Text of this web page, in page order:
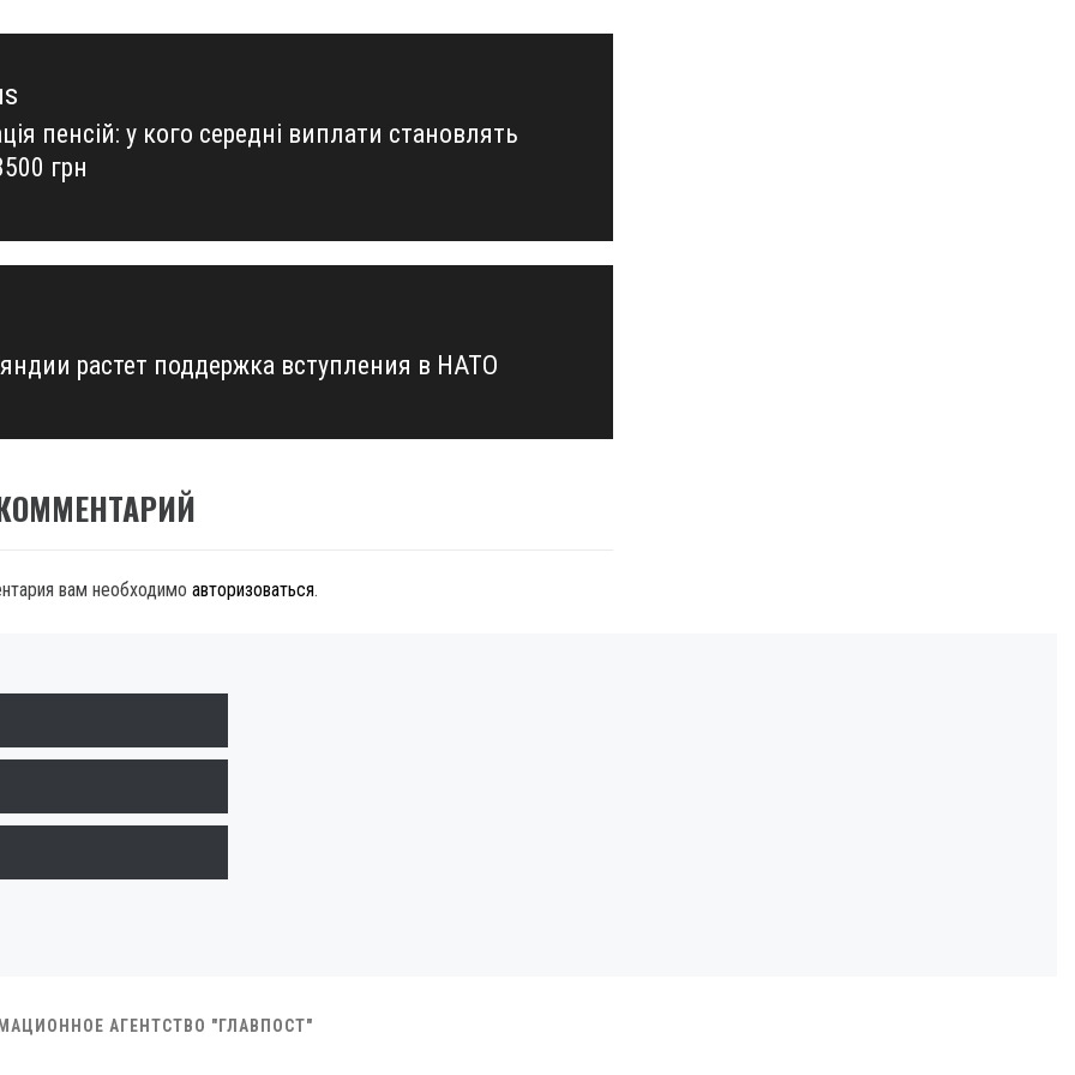
пенсій: у кого середні виплати становлять
грн
растет поддержка вступления в НАТО
вам необходимо авторизоваться.
АГЕНТСТВО "ГЛАВПОСТ"